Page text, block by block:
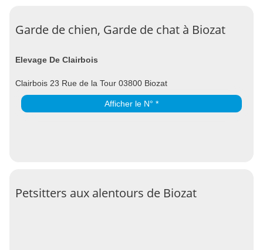
Garde de chien, Garde de chat à Biozat
Elevage De Clairbois
Clairbois 23 Rue de la Tour 03800 Biozat
Afficher le N° *
Petsitters aux alentours de Biozat